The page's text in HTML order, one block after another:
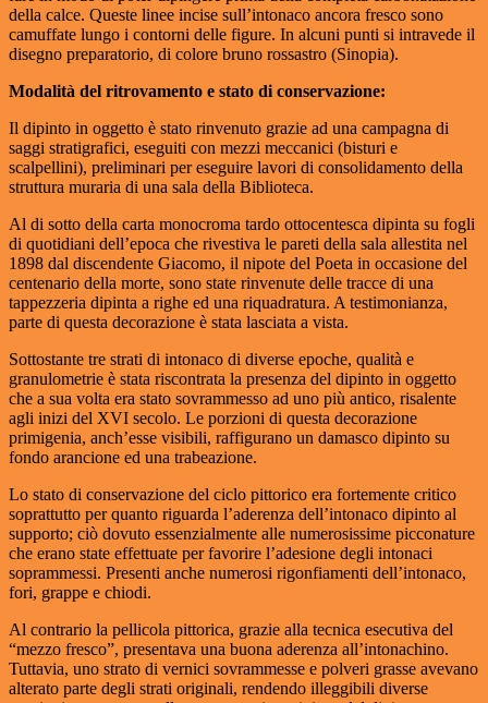
della calce. Queste linee incise sull’intonaco ancora fresco sono
camuffate lungo i contorni delle figure. In alcuni punti si intravede il
disegno preparatorio, di colore bruno rossastro (Sinopia).
Modalità del ritrovamento e stato di conservazione:
Il dipinto in oggetto è stato rinvenuto grazie ad una campagna di
saggi stratigrafici, eseguiti con mezzi meccanici (bisturi e
scalpellini), preliminari per eseguire lavori di consolidamento della
struttura muraria di una sala della Biblioteca.
Al di sotto della carta monocroma tardo ottocentesca dipinta su fogli
di quotidiani dell’epoca che rivestiva le pareti della sala allestita nel
1898 dal discendente Giacomo, il nipote del Poeta in occasione del
centenario della morte, sono state rinvenute delle tracce di una
tappezzeria dipinta a righe ed una riquadratura. A testimonianza,
parte di questa decorazione è stata lasciata a vista.
Sottostante tre strati di intonaco di diverse epoche, qualità e
granulometrie è stata riscontrata la presenza del dipinto in oggetto
che a sua volta era stato sovrammesso ad uno più antico, risalente
agli inizi del XVI secolo. Le porzioni di questa decorazione
primigenia, anch’esse visibili, raffigurano un damasco dipinto su
fondo arancione ed una trabeazione.
Lo stato di conservazione del ciclo pittorico era fortemente critico
soprattutto per quanto riguarda l’aderenza dell’intonaco dipinto al
supporto; ciò dovuto essenzialmente alle numerosissime picconature
che erano state effettuate per favorire l’adesione degli intonaci
soprammessi. Presenti anche numerosi rigonfiamenti dell’intonaco,
fori, grappe e chiodi.
Al contrario la pellicola pittorica, grazie alla tecnica esecutiva del
“mezzo fresco”, presentava una buona aderenza all’intonachino.
Tuttavia, uno strato di vernici sovrammesse e polveri grasse avevano
alterato parte degli strati originali, rendendo illeggibili diverse